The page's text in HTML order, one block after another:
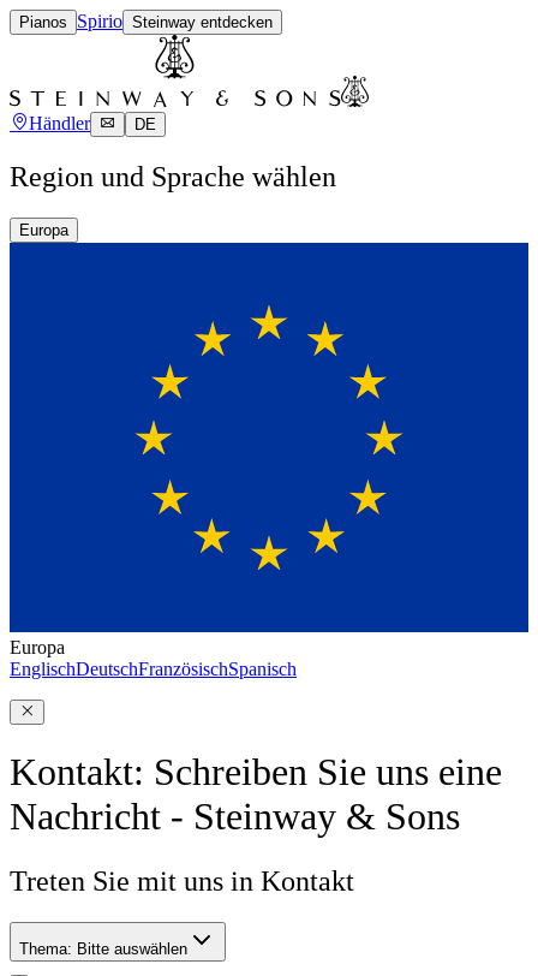
Pianos Spirio Steinway entdecken
Händler DE
Region und Sprache wählen
Europa
Europa
EnglischDeutschFranzösischSpanisch
Kontakt: Schreiben Sie uns eine
Nachricht - Steinway & Sons
Treten Sie mit uns in Kontakt
Thema: Bitte auswählen